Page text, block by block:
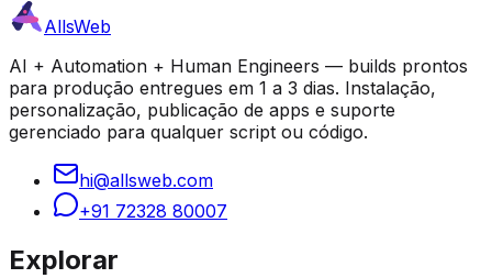
AllsWeb
AI + Automation + Human Engineers — builds prontos
para produção entregues em 1 a 3 dias. Instalação,
personalização, publicação de apps e suporte
gerenciado para qualquer script ou código.
hi@allsweb.com
+91 72328 80007
Explorar